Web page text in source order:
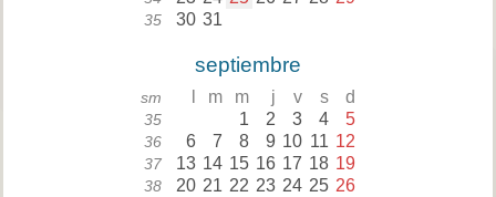
35 30 31
septiembre
sm m m j v s d
35 1 2 3 4 5
36 6 7 8 9 10 11 12
37 13 14 15 16 17 18 19
38 20 21 22 23 24 25 26